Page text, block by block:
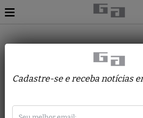
RAQUEL
Roseira e Banco
Cadastre-se e receba notícias